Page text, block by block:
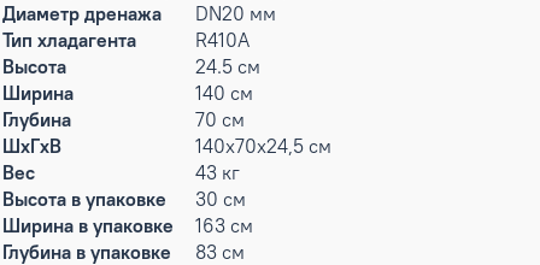
Диаметр дренажа
DN20 мм
Тип хладагента
R410A
Высота
24.5 см
Ширина
140 см
Глубина
70 см
ШxГxВ
140x70x24,5 см
Вес
43 кг
Высота в упаковке
30 см
Ширина в упаковке
163 см
Глубина в упаковке
83 см